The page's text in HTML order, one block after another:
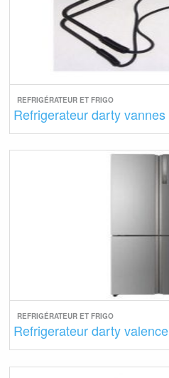
REFRIGÉRATEUR ET FRIGO
Refrigerateur darty vannes
REFRIGÉRATEUR ET FRIGO
Refrigerateur darty valence